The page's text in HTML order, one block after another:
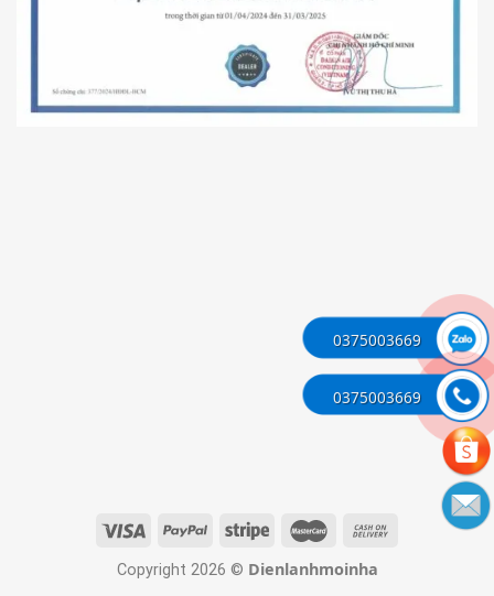
0375003669
0375003669
Copyright 2026 © Dienlanhmoinha